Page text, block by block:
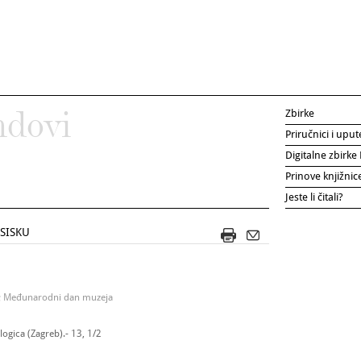
Međunarodni dan muzeja
(Zagreb).- 13, 1/2
Zbirke
Priručnici i
Digitalne zbirke
Prinove
Jeste li čitali?